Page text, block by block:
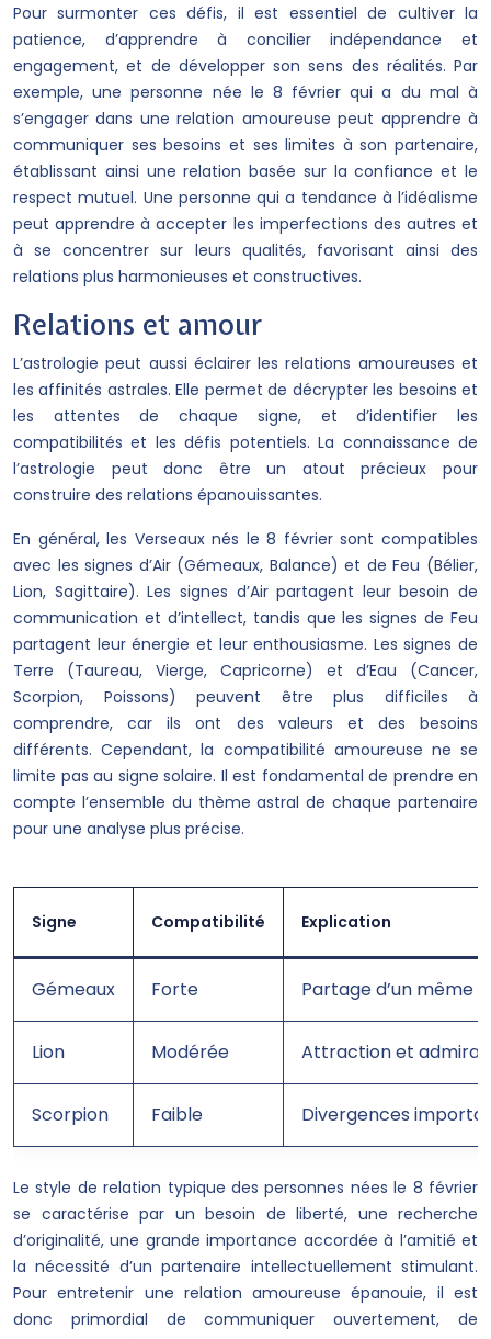
Pour surmonter ces défis, il est essentiel de cultiver la
patience, d’apprendre à concilier indépendance et
engagement, et de développer son sens des réalités. Par
exemple, une personne née le 8 février qui a du mal à
s’engager dans une relation amoureuse peut apprendre à
communiquer ses besoins et ses limites à son partenaire,
établissant ainsi une relation basée sur la confiance et le
respect mutuel. Une personne qui a tendance à l’idéalisme
peut apprendre à accepter les imperfections des autres et
à se concentrer sur leurs qualités, favorisant ainsi des
relations plus harmonieuses et constructives.
Relations et amour
L’astrologie peut aussi éclairer les relations amoureuses et
les affinités astrales. Elle permet de décrypter les besoins et
les attentes de chaque signe, et d’identifier les
compatibilités et les défis potentiels. La connaissance de
l’astrologie peut donc être un atout précieux pour
construire des relations épanouissantes.
En général, les Verseaux nés le 8 février sont compatibles
avec les signes d’Air (Gémeaux, Balance) et de Feu (Bélier,
Lion, Sagittaire). Les signes d’Air partagent leur besoin de
communication et d’intellect, tandis que les signes de Feu
partagent leur énergie et leur enthousiasme. Les signes de
Terre (Taureau, Vierge, Capricorne) et d’Eau (Cancer,
Scorpion, Poissons) peuvent être plus difficiles à
comprendre, car ils ont des valeurs et des besoins
différents. Cependant, la compatibilité amoureuse ne se
limite pas au signe solaire. Il est fondamental de prendre en
compte l’ensemble du thème astral de chaque partenaire
pour une analyse plus précise.
Signe Compatibilité Explication
Gémeaux Forte Partage d’un même
Lion Modérée Attraction et
Scorpion Faible Divergences
Le style de relation typique des personnes nées le 8 février
se caractérise par un besoin de liberté, une recherche
d’originalité, une grande importance accordée à l’amitié et
la nécessité d’un partenaire intellectuellement stimulant.
Pour entretenir une relation amoureuse épanouie, il est
donc primordial de communiquer ouvertement, de